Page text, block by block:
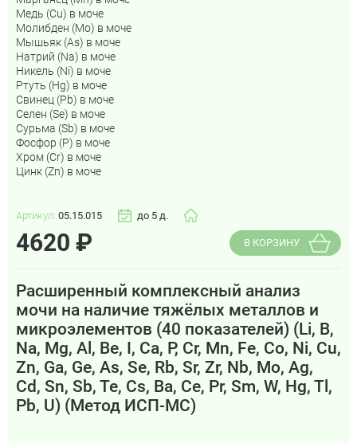
Медь (Cu) в моче
Молибден (Mo) в моче
Мышьяк (As) в моче
Натрий (Na) в моче
Никель (Ni) в моче
Ртуть (Hg) в моче
Свинец (Pb) в моче
Селен (Se) в моче
Сурьма (Sb) в моче
Фосфор (P) в моче
Хром (Cr) в моче
Цинк (Zn) в моче
Артикул: 05.15.015 до 5 д.
4620 ₽ В КОРЗИНУ
Расширенный комплексный анализ
мочи на наличие тяжёлых металлов и
микроэлементов (40 показателей) (Li, B,
Na, Mg, Al, Be, I, Ca, P, Cr, Mn, Fe, Co, Ni, Cu,
Zn, Ga, Ge, As, Se, Rb, Sr, Zr, Nb, Mo, Ag,
Cd, Sn, Sb, Te, Cs, Ba, Ce, Pr, Sm, W, Hg, Tl,
Pb, U) (Метод ИСП-МС)